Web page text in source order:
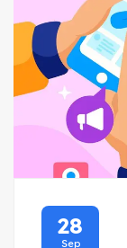
28
Sep